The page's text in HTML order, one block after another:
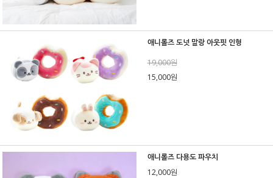
애니롤즈 도넛 말랑 아웃핏 인형
19,000원
15,000원
애니롤즈 다용도 파우치
12,000원